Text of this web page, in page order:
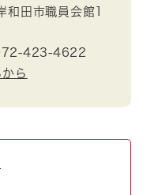
田市職員会館1
423-4622
ら